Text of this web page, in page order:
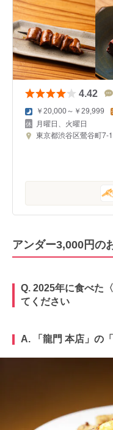
4.42
￥20,000～￥29,999
月曜日、火曜日
東京都渋谷区鶯谷町7-
アンダー3,000円の
Q. 2025年に食べた
てください
A. 「龍門 本店」の